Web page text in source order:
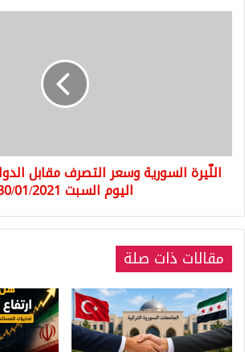
اليوم
السبت
اللّيرة السورية وسعر التصرف مقابل
اليوم السبت 30/01/2021
مقالات ذات صلة